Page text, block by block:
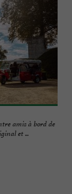
amis à bord de
et ...